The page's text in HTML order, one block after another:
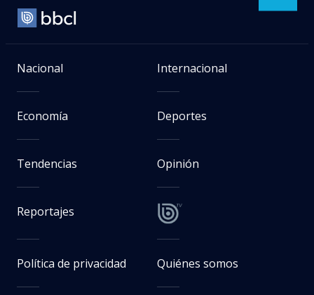
Nacional Internacional
Economía Deportes
Tendencias Opinión
Reportajes
Política de privacidad Quiénes somos